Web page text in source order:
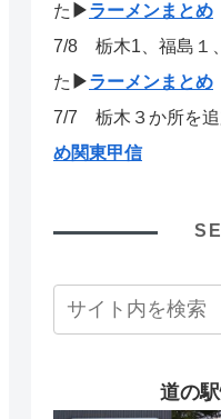
た ▶ラーメンまとめ
7/8 栃木1、福島１
た ▶ラーメンまとめ
7/7 栃木３か所を追
め関東甲信
道の